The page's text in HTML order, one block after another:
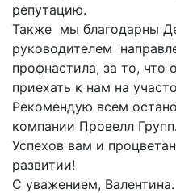
репутацию.
Также мы благодарны
руководителем
профнастила, за то, что
приехать к нам на
Рекомендую всем
компании Провелл Групп.
Успехов вам и
развитии!
С уважением, Валентина.